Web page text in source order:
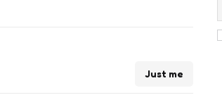
Just me